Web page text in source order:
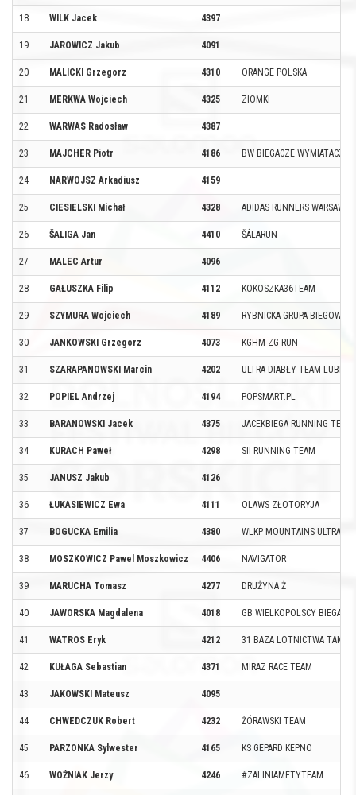
18 WILK Jacek 4397
19 JAROWICZ Jakub 4091
20 MALICKI Grzegorz 4310 ORANGE POLSKA
21 MERKWA Wojciech 4325 ZIOMKI
22 WARWAS Radosław 4387
23 MAJCHER Piotr 4186 BW BIEGACZE WYMIATACZE
24 NARWOJSZ Arkadiusz 4159
25 CIESIELSKI Michał 4328 ADIDAS RUNNERS WARSAW
26 ŠALIGA Jan 4410 ŠÁLARUN
27 MALEC Artur 4096
28 GAŁUSZKA Filip 4112 KOKOSZKA36TEAM
29 SZYMURA Wojciech 4189 RYBNICKA GRUPA BIEGOWA
30 JANKOWSKI Grzegorz 4073 KGHM ZG RUN
31 SZARAPANOWSKI Marcin 4202 ULTRA DIABŁY TEAM LUBRZA
32 POPIEL Andrzej 4194 POPSMART.PL
33 BARANOWSKI Jacek 4375 JACEKBIEGA RUNNING TEAM
34 KURACH Paweł 4298 SII RUNNING TEAM
35 JANUSZ Jakub 4126
36 ŁUKASIEWICZ Ewa 4111 OLAWS ZŁOTORYJA
37 BOGUCKA Emilia 4380 WLKP MOUNTAINS ULTRA
38 MOSZKOWICZ Pawel Moszkowicz 4406 NAVIGATOR
39 MARUCHA Tomasz 4277 DRUŻYNA Ż
40 JAWORSKA Magdalena 4018 GB WIELKOPOLSCY
41 WATROS Eryk 4212 31 BAZA LOTNICTWA
42 KUŁAGA Sebastian 4371 MIRAZ RACE TEAM
43 JAKOWSKI Mateusz 4095
44 CHWEDCZUK Robert 4232 ŻÓRAWSKI TEAM
45 PARZONKA Sylwester 4165 KS GEPARD KEPNO
46 WOŹNIAK Jerzy 4246 #ZALINIAMETYTEAM